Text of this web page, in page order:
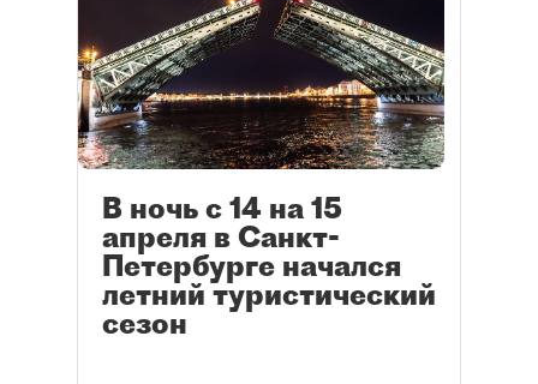
В ночь с 14 на 15
апреля в Санкт-
Петербурге начался
летний туристический
сезон